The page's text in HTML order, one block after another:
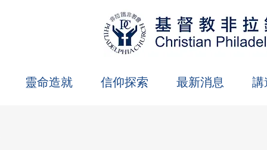
靈命造就 信仰探索 最新消息 講